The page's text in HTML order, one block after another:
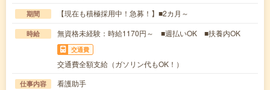
期間 【現在も積極採用中！急募！】■2カ月～
時給 無資格未経験：時給1170円～ ■週払いOK ■扶養内OK
交通費
交通費全額支給（ガソリン代もOK！）
仕事内容
看護助手